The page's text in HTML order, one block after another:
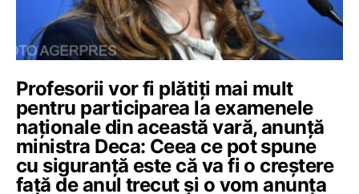
Profesorii vor fi plătiți mai mult
pentru participarea la examenele
naționale din această vară, anunță
ministra Deca: Ceea ce pot spune
cu siguranță este că va fi o creștere
față de anul trecut și o vom anunța